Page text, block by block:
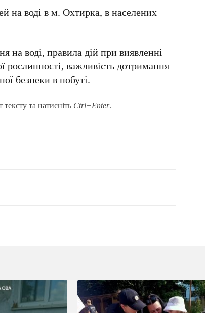
на воді в м. Охтирка, в населених
на воді, правила дій при виявленні
важливість дотримання
безпеки в побуті.
та натисніть Ctrl+Enter.